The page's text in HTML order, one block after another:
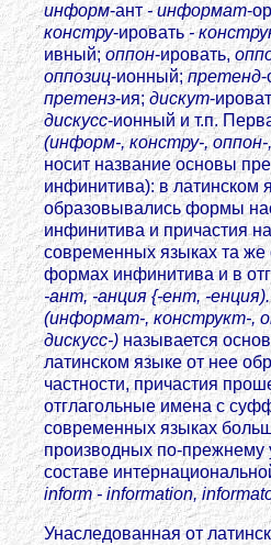
информ-ант- информат-
констру-ировать-
ивный; оппон-ировать,
оппозиц-ионный;претенд-
претенз-ия; дискут-
дискусс-ионный и т.п.
(информ-, констру-,
носит название основы
инфинитива): в латинском
образовывались формы
инфинитива и причастия
современных языках та же
формах инфинитива и в
-ант, -анция {-ент, -
(информат-, конструкт-,
дискусс-) называется
латинском языке от нее
частности, причастия
отглагольные имена с
современных языках
производных по-прежнему
составе
inform - information,
Унаследованная от